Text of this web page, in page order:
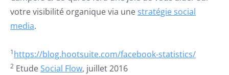
votre visibilité organique via unestratégiesocial
media.
1https://blog.hootsuite.com/facebook-statistics/
2 EtudeSocial Flow, juillet 2016